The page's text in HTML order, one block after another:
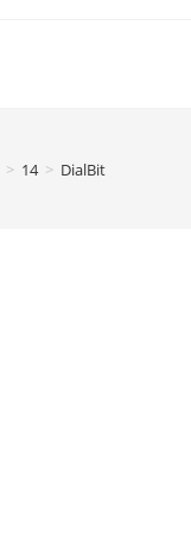
> 14 > DialBit